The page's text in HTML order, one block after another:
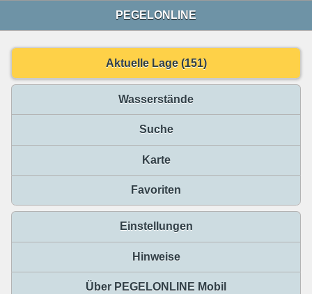
PEGELONLINE
Aktuelle Lage (151)
Wasserstände
Suche
Karte
Favoriten
Einstellungen
Hinweise
Über PEGELONLINE Mobil